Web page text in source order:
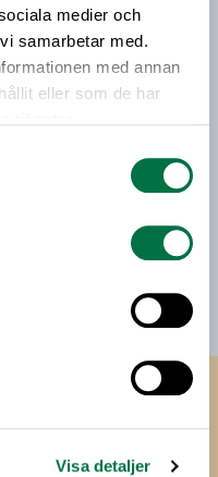
medier och
samarbetar med.
med annan
eller som de har
Visa detaljer
dig till vårt
ska inte dela eller
Jag kan när som helst